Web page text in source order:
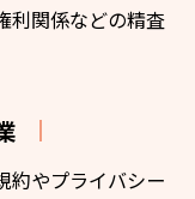
利関係などの精査
約やプライバシー